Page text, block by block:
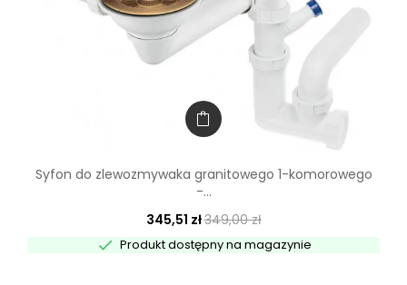
Syfon do zlewozmywaka granitowego 1-komorowego
-...
345,51 zł349,00 zł
 Produkt dostępny na magazynie